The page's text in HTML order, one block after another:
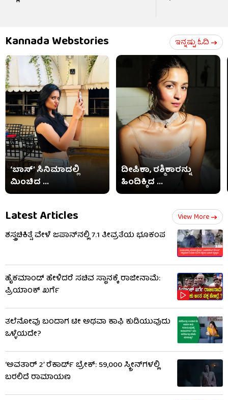
Kannada Webstories ಇನ್ನಷ್ಟು ಓದಿ
‘ಬಾಸ್’ ಸಿನಿಮಾದಲ್ಲಿ
ಮಿಂಚಿದ ...
ದೀಪಿಕಾ, ರಶ್ಮಿಕಾರನ್ನು
ಹಿಂದಿಕ್ಕಿದ ...
Latest Articles View More
ಶಸ್ತ್ರಚಿಕಿತ್ಸೆ ವೇಳೆ ಜಪಾನ್​​ನಲ್ಲಿ 7.1 ತೀವ್ರತೆಯ ಭೂಕಂಪ
ಹೈಕಮಾಂಡ್​​ ಹೇಳಿದರೆ ಸಚಿವ ಸ್ಥಾನಕ್ಕೆ ರಾಜೀನಾಮೆ:
ಪ್ರಿಯಾಂಕ್​​ ಖರ್ಗೆ
ತಲೆನೋವು ಬಂದಾಗ ಟೀ ಅಥವಾ ಕಾಫಿ ಕುಡಿಯುವುದು
ಒಳ್ಳೆಯದೇ?
‘ಅವತಾರ್ 2’ ರೆಕಾರ್ಡ್ ಬ್ರೇಕ್: 59,000 ಸ್ಕ್ರೀನ್‌ಗಳಲ್ಲಿ
ಬರಲಿದೆ ರಾಮಾಯಣ